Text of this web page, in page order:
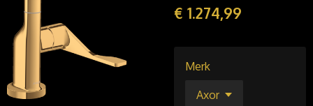
€ 1.274,99
Merk